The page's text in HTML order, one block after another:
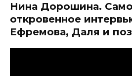
Нина Дорошина.
откровенное
Ефремова, Даля и